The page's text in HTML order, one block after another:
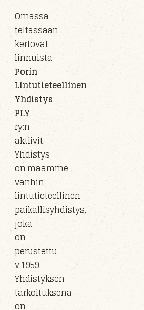
Omassa
teltassaan
kertovat
linnuista
Porin
Lintutieteellinen
Yhdistys
PLY
ry:n
aktiivit.
Yhdistys
on maamme
vanhin
lintutieteellinen
paikallisyhdistys,
joka
on
perustettu
v.1959.
Yhdistyksen
tarkoituksena
on